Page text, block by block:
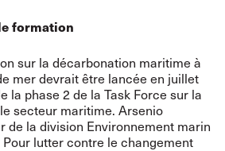
formation
sur la décarbonation maritime à
mer devrait être lancée en juillet
la phase 2 de la Task Force sur la
secteur maritime. Arsenio
de la division Environnement marin
Pour lutter contre le changement